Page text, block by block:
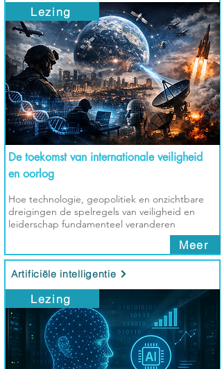
Lezing
De toekomst van internationale veiligheid
en oorlog
Hoe technologie, geopolitiek en onzichtbare
dreigingen de spelregels van veiligheid en
leiderschap fundamenteel veranderen
Meer
Artificiële intelligentie
Lezing